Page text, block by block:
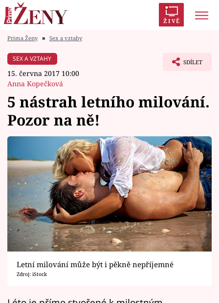
ŽIVĚ
Módní alarm
Témata
Celebrity
Vztahy
Seriály
Horoskopy
Sledujte prima+
Filmový festival Karlovy Vary
Prima Ženy ■ Sex a vztahy
SEX A VZTAHY
15. června 2017 10:00
Anna Kopečková
SDÍLET
5 nástrah letního milování.
Pozor na ně!
Letní milování může být i pěkně nepříjemné
Zdroj: iStock